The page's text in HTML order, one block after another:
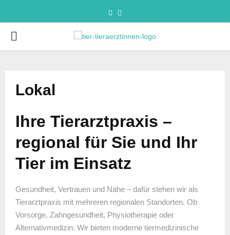
Lokal
Ihre Tierarztpraxis –
regional für Sie und Ihr
Tier im Einsatz
Gesundheit, Vertrauen und Nähe – dafür stehen wir als
Tierarztpraxis mit mehreren regionalen Standorten. Ob
Vorsorge, Zahngesundheit, Physiotherapie oder
Alternativmedizin: Wir bieten moderne tiermedizinische